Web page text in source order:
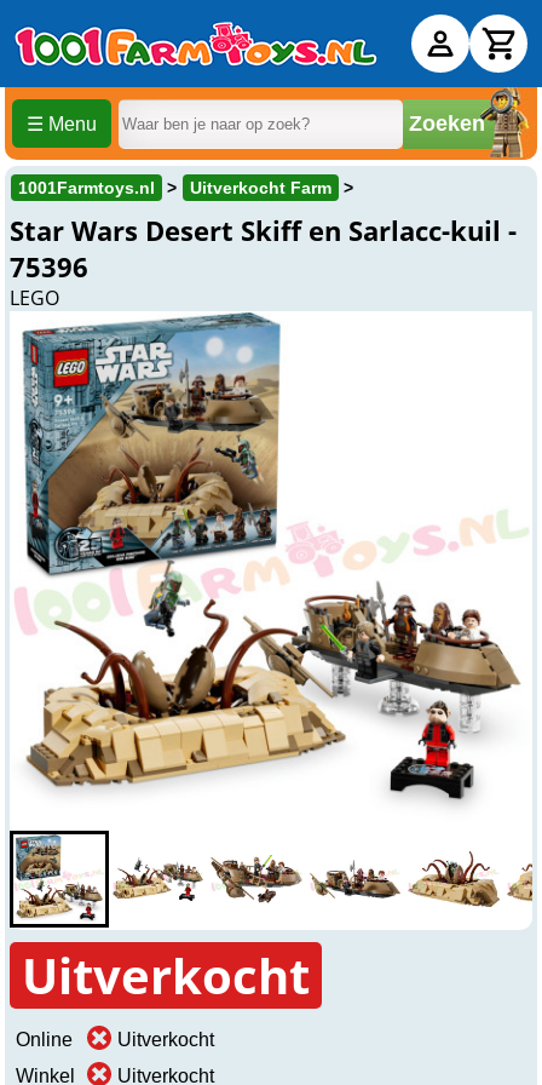
☰ Menu Zoeken
1001Farmtoys.nl Uitverkocht Farm
Star Wars Desert Skiff en Sarlacc-kuil -
75396
LEGO
Uitverkocht
Online
Uitverkocht
Winkel
Uitverkocht